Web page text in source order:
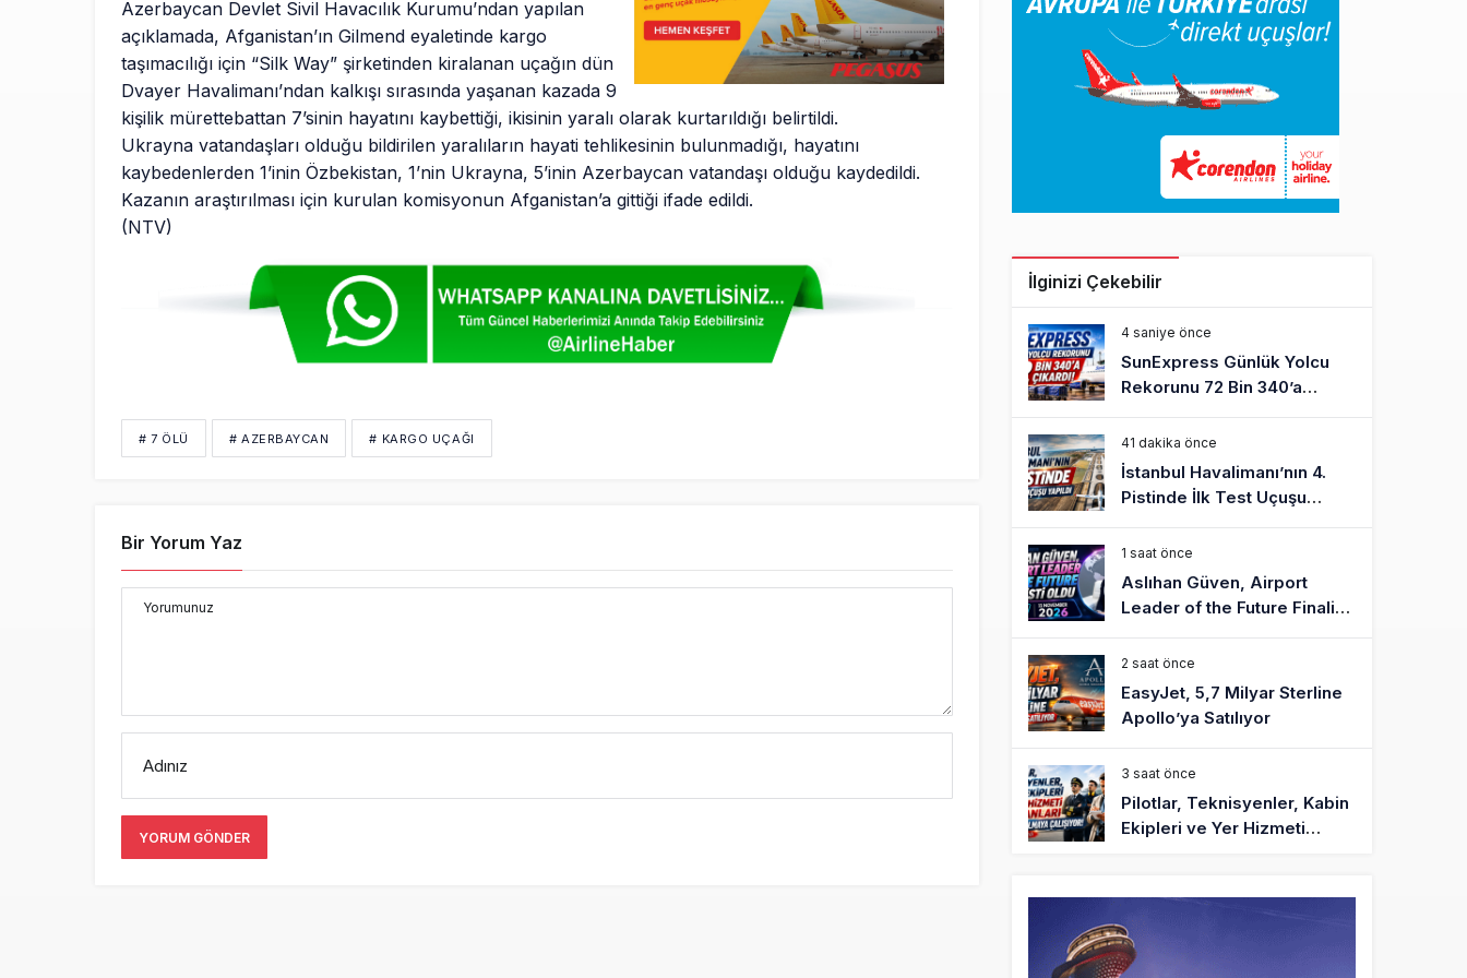
Azerbaycan Devlet Sivil Havacılık Kurumu’ndan yapılan
açıklamada, Afganistan’ın Gilmend eyaletinde kargo
taşımacılığı için “Silk Way” şirketinden kiralanan uçağın dün
Dvayer Havalimanı’ndan kalkışı sırasında yaşanan kazada 9
kişilik mürettebattan 7’sinin hayatını kaybettiği, ikisinin yaralı olarak kurtarıldığı belirtildi.
Ukrayna vatandaşları olduğu bildirilen yaralıların hayati tehlikesinin bulunmadığı, hayatını
kaybedenlerden 1’inin Özbekistan, 1’nin Ukrayna, 5’inin Azerbaycan vatandaşı olduğu kaydedildi.
Kazanın araştırılması için kurulan komisyonun Afganistan’a gittiği ifade edildi.
(NTV)
# 7 ÖLÜ # AZERBAYCAN # KARGO UÇAĞI
Bir Yorum Yaz
Yorumunuz
Adınız
YORUM GÖNDER
İlginizi Çekebilir
4 saniye önce
SunExpress Günlük Yolcu
Rekorunu 72 Bin 340’a
Çıkardı
41 dakika önce
İstanbul Havalimanı’nın 4.
Pistinde İlk Test Uçuşu
Yapıldı
1 saat önce
Aslıhan Güven, Airport
Leader of the Future Finalisti
Oldu
2 saat önce
EasyJet, 5,7 Milyar Sterline
Apollo’ya Satılıyor
3 saat önce
Pilotlar, Teknisyenler, Kabin
Ekipleri ve Yer Hizmeti
BookingAgora’dan Dubai’ye
iki FAM Trip